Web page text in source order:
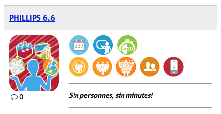
PHILLIPS 6.6
0 Six personnes, six minutes!